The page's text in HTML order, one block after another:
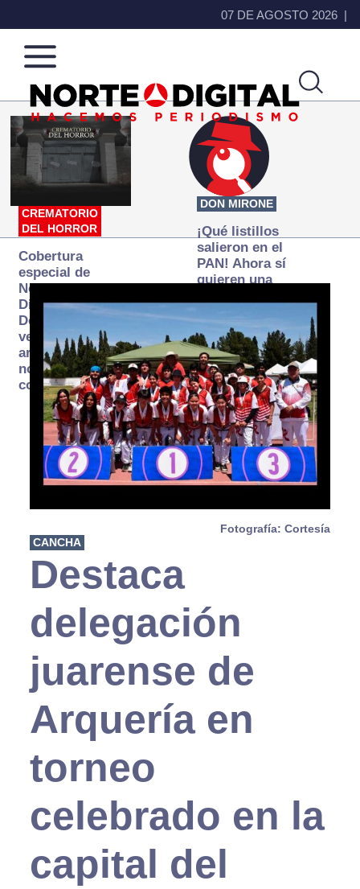
07 DE AGOSTO 2026
Norte
de
Ciudad
Más
que
noticias,
hacemos periodismo
CREMATORIO
DEL HORROR
Cobertura
especial de
Norte
Digital:
Donde la
verdad
arde… pero
no se
consume
DON MIRONE
¡Qué listillos
salieron en el
PAN! Ahora sí
quieren una
transexenal
Fotografía: Cortesía
CANCHA
Destaca
delegación
juarense de
Arquería en
torneo
celebrado en la
capital del